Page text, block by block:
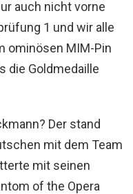
auch nicht vorne
1 und wir alle
ominösen MIM-Pin
die Goldmedaille
Der stand
mit dem Team
mit seinen
of the Opera